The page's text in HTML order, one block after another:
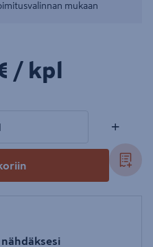
mukaan
kpl
/ kpl
+